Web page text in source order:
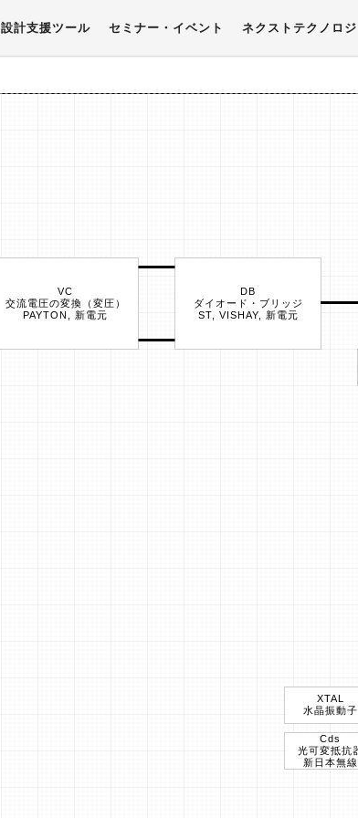
設計支援ツール セミナー・イベント ネクストテクノロ
XTAL
水晶振動子
Cds
光可変抵抗
新日本無線
VC
交流電圧の変換（変圧）
PAYTON, 新電元
DB
ダイオード・ブリッジ
ST, VISHAY, 新電元